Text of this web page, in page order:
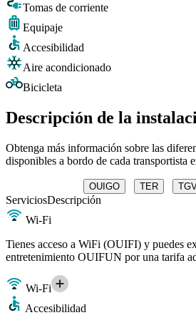
Tomas de corriente
Equipaje
Accesibilidad
Aire acondicionado
Bicicleta
Descripción de la
Obtenga más información sobre las
disponibles a bordo de cada transportista
OUIGO TER
ServiciosDescripción
Wi-Fi
Tienes acceso a WiFi (OUIFI) y puedes
entretenimiento OUIFUN por una tarifa
Wi-Fi
Accesibilidad